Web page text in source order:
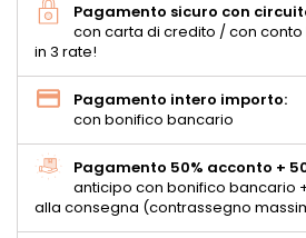
Pagamento sicuro con
con carta di credito / con conto
in 3 rate!
Pagamento intero importo:
con bonifico bancario
Pagamento 50% acconto +
anticipo con bonifico bancario
alla consegna (contrassegno